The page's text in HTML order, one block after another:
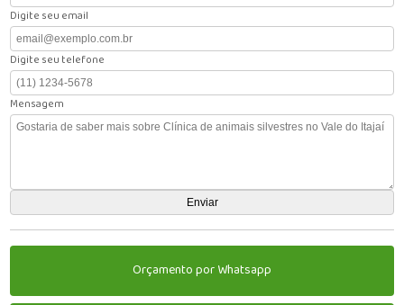
Digite seu email
Digite seu telefone
Mensagem
Orçamento por Whatsapp